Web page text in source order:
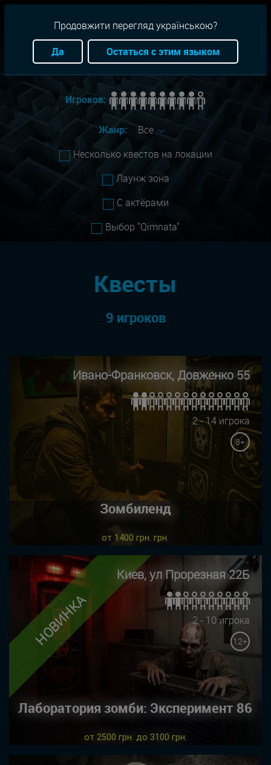
Город: Все
Игроков:
Жанр:
Все
Несколько квестов на локации
Лаунж зона
С актёрами
Выбор "Qimnata"
Квесты
9 игроков
Ивано-Франковск, Довженко 55
2 - 14 игрока
8+
Зомбиленд
от 1400 грн. грн.
НОВИНКА
Киев, ул Прорезная 22Б
2 - 10 игрока
12+
Лаборатория зомби: Эксперимент 86
от 2500 грн. до 3100 грн.
Продовжити перегляд українською?
Да
Остаться с этим языком